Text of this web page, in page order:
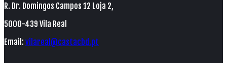
R. Dr. Domingos Campos 12 Loja 2,
5000-439 Vila Real
Email: vilareal@castacbd.pt